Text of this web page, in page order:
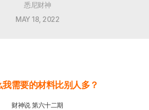
悉尼财神
MAY 18, 2022
我需要的材料比别人多？
财神说 第六十二期